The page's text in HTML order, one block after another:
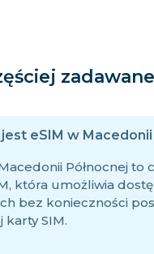
eSIM w Macedonii
Północnej to
która umożliwia
bez konieczności
karty SIM.